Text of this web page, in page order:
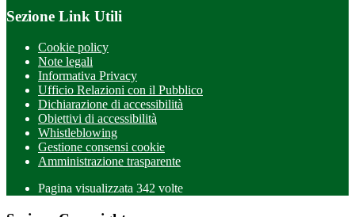
Sezione Link Utili
Cookie policy
Note legali
Informativa Privacy
Ufficio Relazioni con il Pubblico
Dichiarazione di accessibilità
Obiettivi di accessibilità
Whistleblowing
Gestione consensi cookie
Amministrazione trasparente
Pagina visualizzata 342 volte